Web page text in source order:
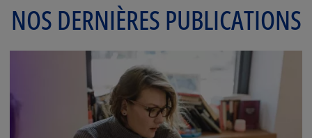
NOS DERNIÈRES PUBLICATIONS